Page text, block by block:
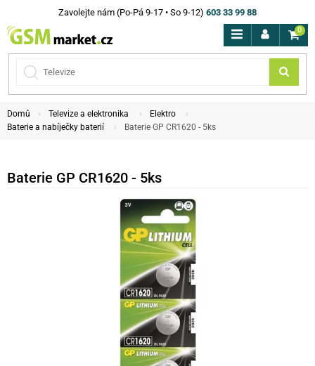
Zavolejte nám (Po-Pá 9-17 • So 9-12) 603 33 99 88
0
Domů Televize a elektronika
Elektro
Baterie a nabíječky baterií
Baterie GP CR1620 - 5ks
Baterie GP CR1620 - 5ks